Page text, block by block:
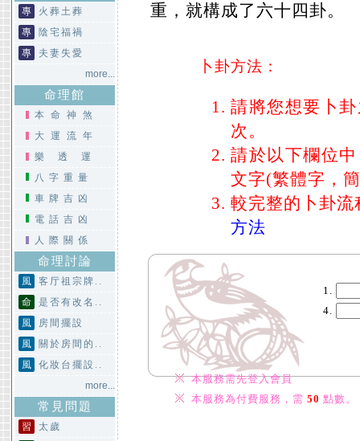
專
火葬土葬
專
陰宅福禍
專
夫妻失愛
more...
命理館
本命神煞
大運流年
樂透運
八字重量
車牌吉凶
電話吉凶
人際關係
命理討論
風
客厅祖宗牌..
命
是否有改名..
風
房間擺設
風
關於房間的..
風
化妝台擺設..
more...
常見問題
習
太歲
重，就構成了六十四卦。
卜卦方法：
請將您想要卜
次。
請於以下欄位
文字(繁體字，
較完整的卜卦
方法
本服務需先登入會員
本服務為付費服務，需 50 點數。